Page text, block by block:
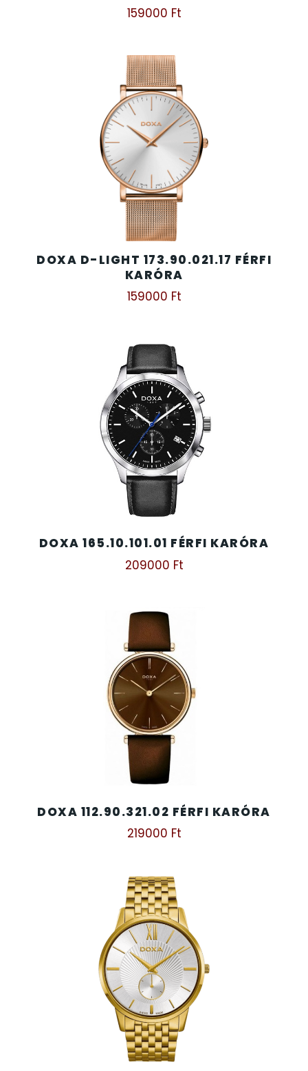
159000 Ft
DOXA D-LIGHT 173.90.021.17 FÉRFI
KARÓRA
159000 Ft
DOXA 165.10.101.01 FÉRFI KARÓRA
209000 Ft
DOXA 112.90.321.02 FÉRFI KARÓRA
219000 Ft